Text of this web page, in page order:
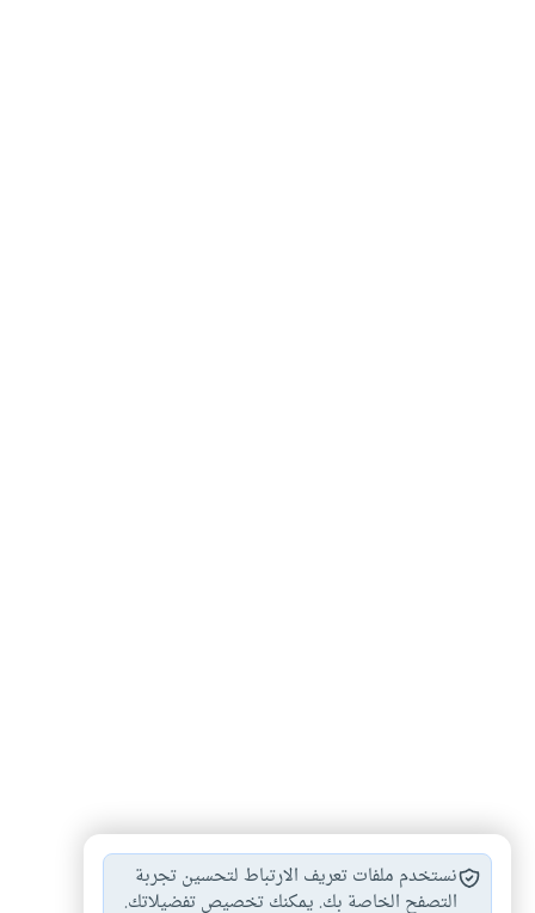
الإسراء والمعراج
نستخدم ملفات تعريف الارتباط لتحسين تجربة
التصفح الخاصة بك. يمكنك تخصيص تفضيلاتك.